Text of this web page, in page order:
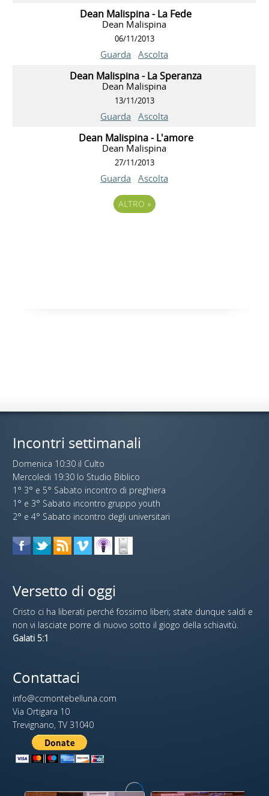
Dean Malispina - La Fede
Dean Malispina
06/11/2013
Guarda Ascolta
Dean Malispina - La Speranza
Dean Malispina
13/11/2013
Guarda Ascolta
Dean Malispina - L'amore
Dean Malispina
27/11/2013
Guarda Ascolta
ALTRO »
Incontri settimanali
Domenica 10:30 il Culto
Mercoledi 19:30 lo Studio Biblico
1° 3° e 5° Sabato incontro di preghiera
1° e 3° Sabato incontro gruppo youth
2° e 4° Sabato incontro degli universitari
Versetto di oggi
Cristo ci ha liberati perché fossimo liberi; state dunque saldi e
non vi lasciate porre di nuovo sotto il giogo della schiavitù.
Galati 5:1
Contattaci
info@ccmontebelluna.com
Via Ortigara 10
Trevignano, TV 31040